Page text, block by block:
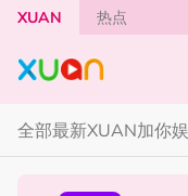
Skip to main content
XUAN 热点
全部最新XUAN加你